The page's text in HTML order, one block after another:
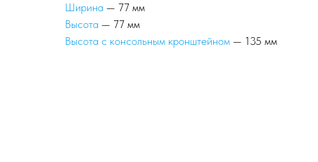
Ширина — 77 мм
Высота — 77 мм
Высота с консольным кронштейном — 135 мм